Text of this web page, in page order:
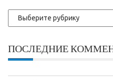
Рубрики
ПОСЛЕДНИЕ